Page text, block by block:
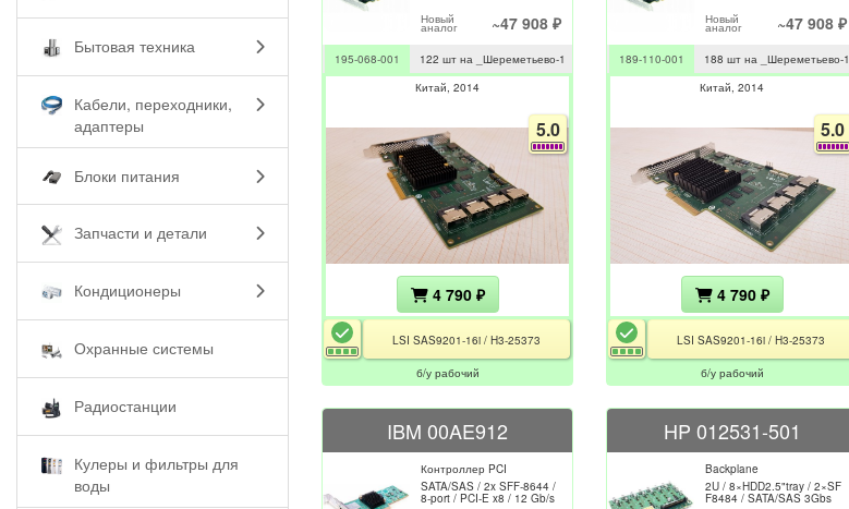
Бытовая техника
Кабели, переходники,
адаптеры
Блоки питания
Запчасти и детали
Кондиционеры
Охранные системы
Радиостанции
Кулеры и фильтры для
воды
Новый
аналог ~47 908 ₽
195-068-001
122 шт на _Шереметьево-1
Китай 2014
5.0
4 790 ₽
LSI SAS9201-16i / H3-25373
б/у рабочий
Новый
аналог ~47 908 ₽
189-110-001
188 шт на _Шереметьево-1
Китай 2014
5.0
4 790 ₽
LSI SAS9201-16i / H3-25373
б/у рабочий
IBM 00AE912
Контроллер PCI
SATA/SAS / 2x SFF-8644 /
8-port / PCI-E x8 / 12 Gb/s
HP 012531-501
Backplane
2U / 8×HDD2.5"tray / 2×SF
F8484 / SATA/SAS 3Gbs